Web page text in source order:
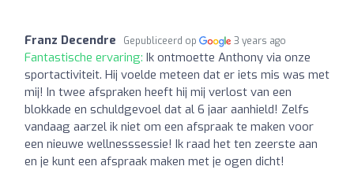
Franz Decendre Gepubliceerd op 3 years ago
Fantastische ervaring: Ik ontmoette Anthony via onze
sportactiviteit. Hij voelde meteen dat er iets mis was met
mij! In twee afspraken heeft hij mij verlost van een
blokkade en schuldgevoel dat al 6 jaar aanhield! Zelfs
vandaag aarzel ik niet om een ​​afspraak te maken voor
een nieuwe wellnesssessie! Ik raad het ten zeerste aan
en je kunt een afspraak maken met je ogen dicht!